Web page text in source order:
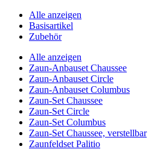
Alle anzeigen
Basisartikel
Zubehör
Alle anzeigen
Zaun-Anbauset Chaussee
Zaun-Anbauset Circle
Zaun-Anbauset Columbus
Zaun-Set Chaussee
Zaun-Set Circle
Zaun-Set Columbus
Zaun-Set Chaussee, verstellbar
Zaunfeldset Palitio